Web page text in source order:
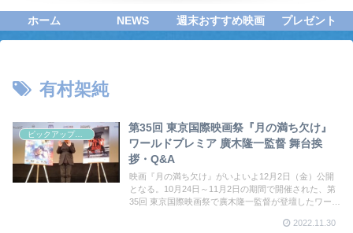
ホーム NEWS 週末おすすめ映画 プレゼント
有村架純
ピックアップシネマ
第35回 東京国際映画祭『月の満ち欠け』
ワールドプレミア 廣木隆一監督 舞台挨
拶・Q&A
映画『月の満ち欠け』がいよいよ12月2日（金）公開
となる。10月24日～11月2日の期間で開催された、第
35回 東京国際映画祭で廣木隆一監督が登壇したワール
🎥目黒蓮さんのファンからの質問に、その演技や佇ま
2022.11.30